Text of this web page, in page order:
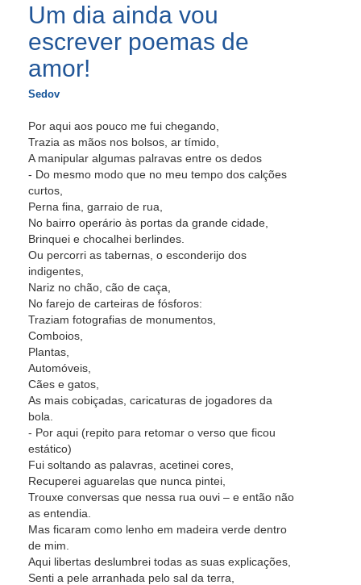
Um dia ainda vou
escrever poemas de
amor!
Sedov
Por aqui aos pouco me fui chegando,
Trazia as mãos nos bolsos, ar tímido,
A manipular algumas palravas entre os dedos
- Do mesmo modo que no meu tempo dos calções
curtos,
Perna fina, garraio de rua,
No bairro operário às portas da grande cidade,
Brinquei e chocalhei berlindes.
Ou percorri as tabernas, o esconderijo dos
indigentes,
Nariz no chão, cão de caça,
No farejo de carteiras de fósforos:
Traziam fotografias de monumentos,
Comboios,
Plantas,
Automóveis,
Cães e gatos,
As mais cobiçadas, caricaturas de jogadores da
bola.
- Por aqui (repito para retomar o verso que ficou
estático)
Fui soltando as palavras, acetinei cores,
Recuperei aguarelas que nunca pintei,
Trouxe conversas que nessa rua ouvi – e então não
as entendia.
Mas ficaram como lenho em madeira verde dentro
de mim.
Aqui libertas deslumbrei todas as suas explicações,
Senti a pele arranhada pelo sal da terra,